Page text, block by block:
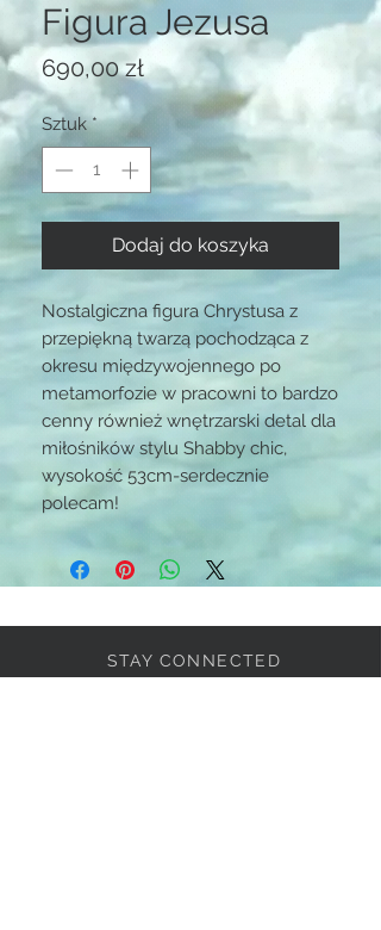
Figura Jezusa
690,00 złCena
Sztuk *
Dodaj do koszyka
Nostalgiczna figura Chrystusa z
przepiękną twarzą pochodząca z
okresu międzywojennego po
metamorfozie w pracowni to bardzo
cenny również wnętrzarski detal dla
miłośników stylu Shabby chic,
wysokość 53cm-serdecznie
polecam!
STAY CONNECTED